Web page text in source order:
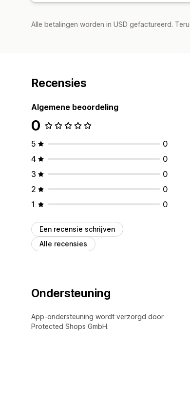
Alle betalingen worden in USD gefactureerd.
Recensies
Algemene beoordeling
0
5
0
4
0
3
0
2
0
1
0
Een recensie schrijven
Alle recensies
Ondersteuning
App-ondersteuning wordt verzorgd door
Protected Shops GmbH.